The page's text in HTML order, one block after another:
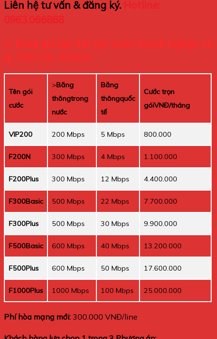
Liên hệ tư vấn & đăng ký.
Hotline:
0963.066868
3. Bảng giá lắp đặt gói cước doanh nghiệp có
Ip Tĩnh của Viettel.
Tên gói
cước
>Băng
thôngtrong
nước
Băng
thôngquốc
tế
Cước trọn
góiVNĐ/tháng
VIP200 200 Mbps 5 Mbps 800.000
F200N 300 Mbps 4 Mbps 1.100.000
F200Plus 300 Mbps 12 Mbps 4.400.000
F300Basic 500 Mbps 22 Mbps 7.700.000
F300Plus 500 Mbps 30 Mbps 9.900.000
F500Basic 600 Mbps 40 Mbps 13.200.000
F500Plus 600 Mbps 50 Mbps 17.600.000
F1000Plus 1000 Mbps 100 Mbps 25.000.000
Phí hòa mạng mới: 300.000 VNĐ/line